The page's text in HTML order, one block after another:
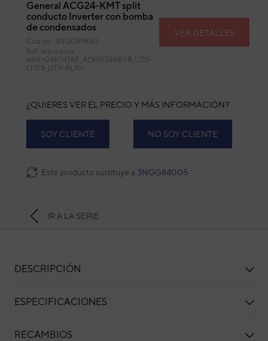
General ACG24-KMT split
conducto Inverter con bomba
de condensados
Código: 3NGG89840
Ref. fabricante:
ARXH24KMTAP_AOHG24KBTB_UTD-
LFDB_UTY-RLRY
VER DETALLES
¿QUIERES VER EL PRECIO Y MÁS INFORMACIÓN?
SOY CLIENTE NO SOY CLIENTE
Este producto sustituye a 3NGG84005
IR A LA SERIE
DESCRIPCIÓN
ESPECIFICACIONES
RECAMBIOS